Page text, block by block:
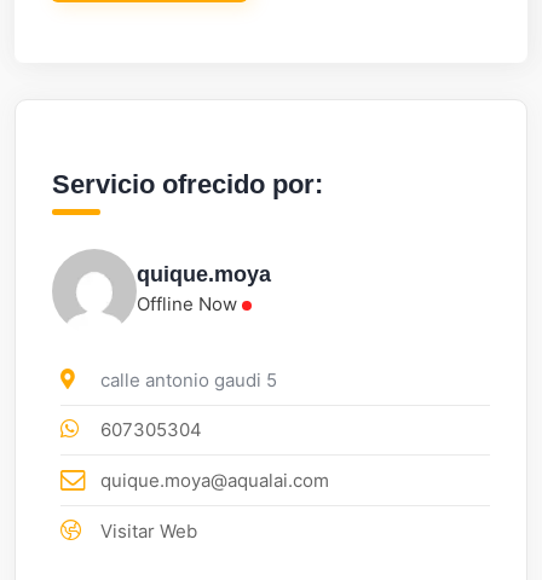
Servicio ofrecido por:
quique.moya
Offline Now
calle antonio gaudi 5
607305304
quique.moya@aqualai.com
Visitar Web